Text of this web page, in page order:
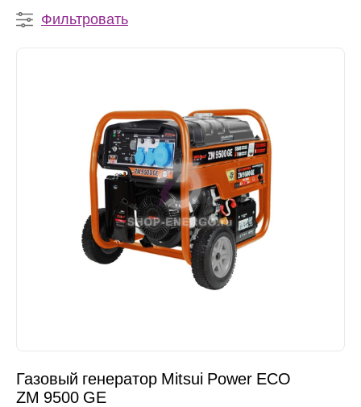
Фильтровать
Газовый генератор Mitsui Power ECO
ZM 9500 GE